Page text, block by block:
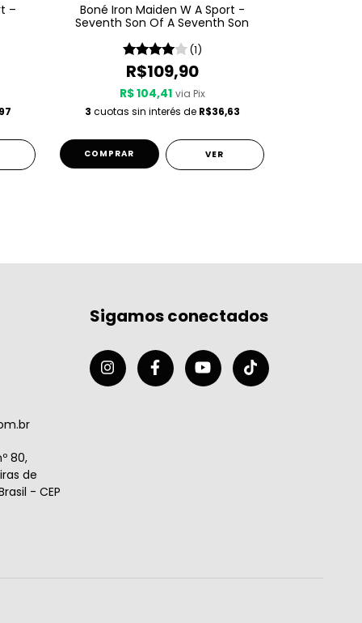
–
Boné Iron Maiden W A Sport -
Seventh Son Of A Seventh Son
(1)
R$109,90
R$ 104,41 via Pix
3 cuotas sin interés de R$36,63
COMPRAR VER
80,
de
- CEP
Sigamos conectados